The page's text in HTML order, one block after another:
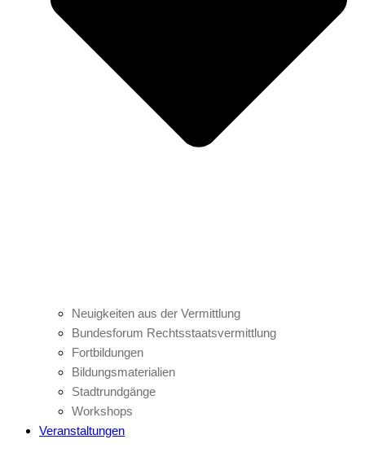
Neuigkeiten aus der Vermittlung
Bundesforum Rechtsstaatsvermittlung
Fortbildungen
Bildungsmaterialien
Stadtrundgänge
Workshops
Veranstaltungen